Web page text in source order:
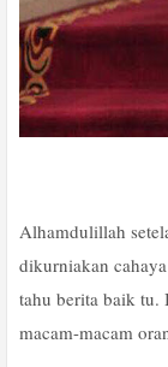
Alhamdulillah
dikurniakan
tahu berita baik tu.
macam-macam